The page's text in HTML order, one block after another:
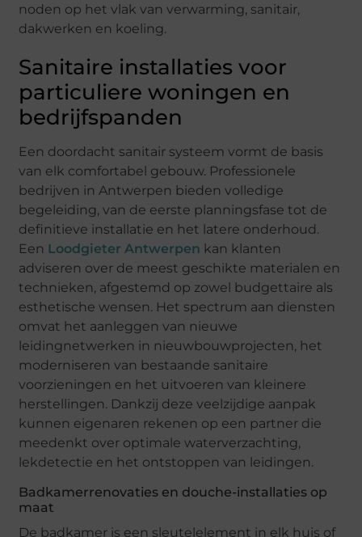
noden op het vlak van verwarming, sanitair,
dakwerken en koeling.
Sanitaire installaties voor
particuliere woningen en
bedrijfspanden
Een doordacht sanitair systeem vormt de basis
van elk comfortabel gebouw. Professionele
bedrijven in Antwerpen bieden volledige
begeleiding, van de eerste planningsfase tot de
definitieve installatie en het latere onderhoud.
Een Loodgieter Antwerpen kan klanten
adviseren over de meest geschikte materialen en
technieken, afgestemd op zowel budgettaire als
esthetische wensen. Het spectrum aan diensten
omvat het aanleggen van nieuwe
leidingnetwerken in nieuwbouwprojecten, het
moderniseren van bestaande sanitaire
voorzieningen en het uitvoeren van kleinere
herstellingen. Dankzij deze veelzijdige aanpak
kunnen eigenaren rekenen op een partner die
meedenkt over optimale waterverzachting,
lekdetectie en het ontstoppen van leidingen.
Badkamerrenovaties en douche-installaties op
maat
De badkamer is een sleutelelement in elk huis of